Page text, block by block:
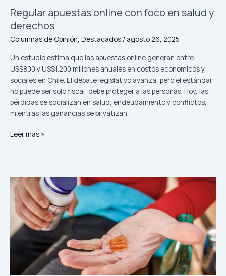
Regular apuestas online con foco en salud y
derechos
Columnas de Opinión, Destacados / agosto 26, 2025
Un estudio estima que las apuestas online generan entre
US$800 y US$1.200 millones anuales en costos económicos y
sociales en Chile. El debate legislativo avanza, pero el estándar
no puede ser solo fiscal: debe proteger a las personas. Hoy, las
pérdidas se socializan en salud, endeudamiento y conflictos,
mientras las ganancias se privatizan.
Leer más »
¿Qué
puedo
hacer
como
adulto
compré
suplementos